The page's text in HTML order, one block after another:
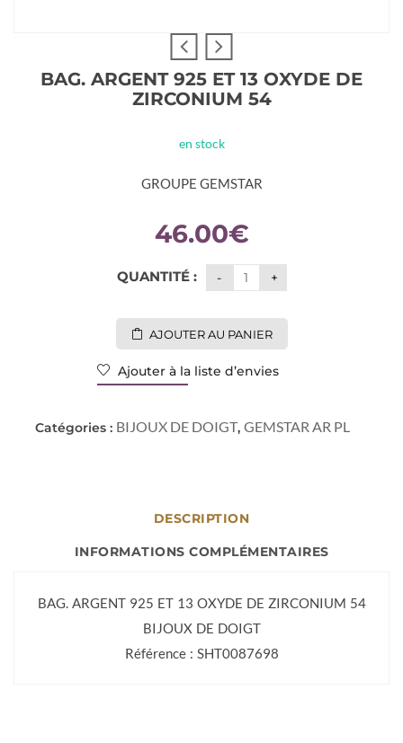
BAG. ARGENT 925 ET 13 OXYDE DE
ZIRCONIUM 54
en stock
GROUPE GEMSTAR
46.00€
QUANTITÉ :
AJOUTER AU PANIER
Ajouter à la liste d’envies
Catégories : BIJOUX DE DOIGT, GEMSTAR AR PL
DESCRIPTION
INFORMATIONS COMPLÉMENTAIRES
BAG. ARGENT 925 ET 13 OXYDE DE ZIRCONIUM 54
BIJOUX DE DOIGT
Référence : SHT0087698